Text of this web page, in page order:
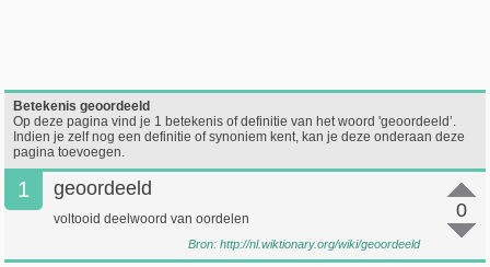
Betekenis geoordeeld
Op deze pagina vind je 1 betekenis of definitie van het woord 'geoordeeld’.
Indien je zelf nog een definitie of synoniem kent, kan je deze onderaan deze
pagina toevoegen.
1
0
geoordeeld
voltooid deelwoord van oordelen
Bron: http://nl.wiktionary.org/wiki/geoordeeld